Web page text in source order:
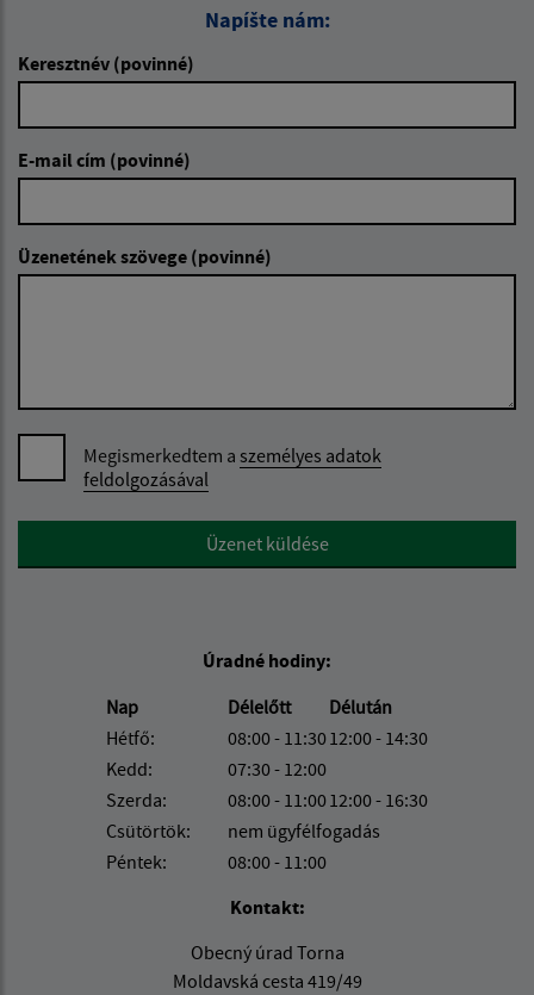
Napíšte nám:
Keresztnév (povinné)
E-mail cím (povinné)
Üzenetének szövege (povinné)
Megismerkedtem a személyes adatok
feldolgozásával
Google reCaptcha ResponseÜzenet küldése
Úradné hodiny:
Nap
Délelőtt
Délután
Hétfő:
08:00 - 11:3012:00 - 14:30
Kedd:
07:30 - 12:00
Szerda:
08:00 - 11:0012:00 - 16:30
Csütörtök:
nem ügyfélfogadás
Péntek:
08:00 - 11:00
Kontakt:
Obecný úrad Torna
Moldavská cesta 419/49